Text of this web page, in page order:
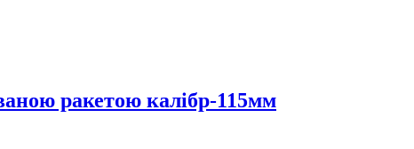
ракетою калібр-115мм